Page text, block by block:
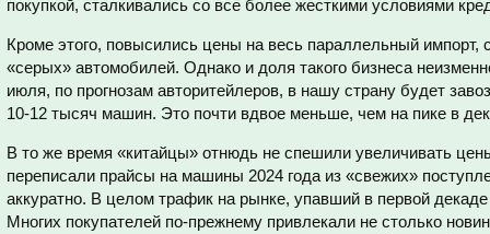
покупкой, сталкивались со все более жесткими условиями
Кроме этого, повысились цены на весь параллельный импорт,
«серых» автомобилей. Однако и доля такого бизнеса
июля, по прогнозам авторитейлеров, в нашу страну будет
10-12 тысяч машин. Это почти вдвое меньше, чем на пике в
В то же время «китайцы» отнюдь не спешили увеличивать
переписали прайсы на машины 2024 года из «свежих»
аккуратно. В целом трафик на рынке, упавший в первой
Многих покупателей по-прежнему привлекали не столько